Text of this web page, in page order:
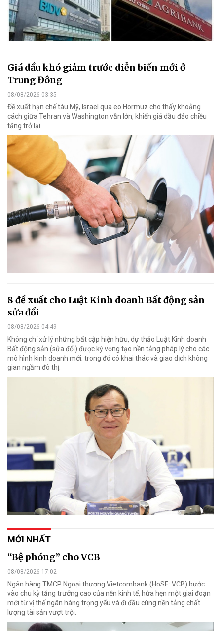
Giá dầu khó giảm trước diễn biến mới ở
Trung Đông
08/08/2026 03:35
Đề xuất hạn chế tàu Mỹ, Israel qua eo Hormuz cho thấy khoảng
cách giữa Tehran và Washington vẫn lớn, khiến giá dầu đảo chiều
tăng trở lại.
8 đề xuất cho Luật Kinh doanh Bất động sản
sửa đổi
08/08/2026 04:49
Không chỉ xử lý những bất cập hiện hữu, dự thảo Luật Kinh doanh
Bất động sản (sửa đổi) được kỳ vọng tạo nền tảng pháp lý cho các
mô hình kinh doanh mới, trong đó có khai thác và giao dịch không
gian ngầm đô thị.
MỚI NHẤT
“Bệ phóng” cho VCB
08/08/2026 17:02
Ngân hàng TMCP Ngoại thương Vietcombank (HoSE: VCB) bước
vào chu kỳ tăng trưởng cao của nền kinh tế, hứa hẹn một giai đoạn
mới từ vị thế ngân hàng trọng yếu và đi đầu cùng nền tảng chất
lượng tài sản vượt trội.